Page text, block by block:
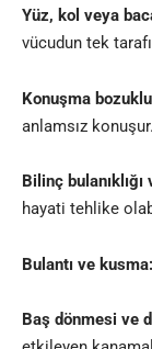
Yüz, kol veya
vücudun tek
Konuşma
anlamsız konuşur.
Bilinç
hayati tehlike
Bulantı ve kusma:
Baş dönmesi ve